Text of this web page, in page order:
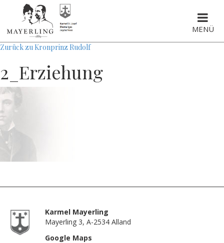
MENÜ
Zurück zu Kronprinz Rudolf
2_Erziehung
Karmel Mayerling
Mayerling 3, A-2534 Alland
Google Maps